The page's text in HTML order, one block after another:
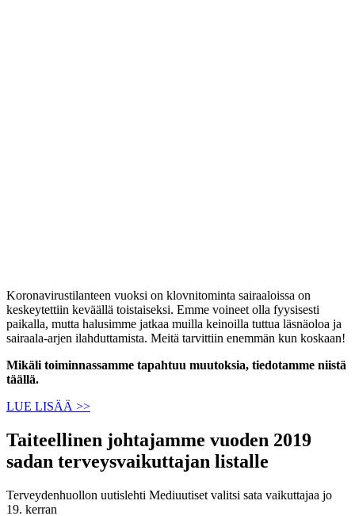
Koronavirustilanteen vuoksi on klovnitominta sairaaloissa on
keskeytettiin keväällä toistaiseksi. Emme voineet olla fyysisesti
paikalla, mutta halusimme jatkaa muilla keinoilla tuttua läsnäoloa ja
sairaala-arjen ilahduttamista. Meitä tarvittiin enemmän kun koskaan!
Mikäli toiminnassamme tapahtuu muutoksia, tiedotamme niistä
täällä.
LUE LISÄÄ >>
Taiteellinen johtajamme vuoden 2019
sadan terveysvaikuttajan listalle
Terveydenhuollon uutislehti Mediuutiset valitsi sata vaikuttajaa jo
19. kerran